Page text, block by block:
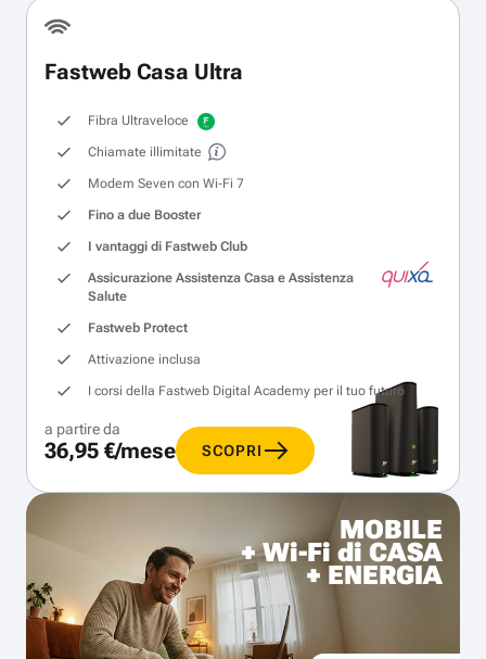
Fastweb Casa Ultra
Fibra Ultraveloce
Chiamate illimitate
Modem Seven con Wi‑Fi 7
Fino a due Booster
I vantaggi di Fastweb Club
Assicurazione Assistenza Casa e Assistenza
Salute
Fastweb Protect
Attivazione inclusa
I corsi della Fastweb Digital Academy per il tuo futuro
a partire da
36,95 €/mese SCOPRI
MOBILE
+ Wi-Fi di CASA
+ ENERGIA